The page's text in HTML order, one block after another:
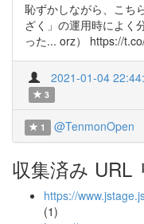
恥ずかしながら、こち
ざく」の運用時によく
った... orz） https://
2021-01-04
3
1 @TenmonOpen
収集済み URL
https://
(1)